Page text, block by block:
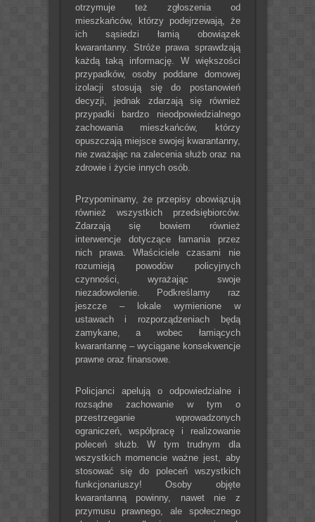
otrzymuje też zgłoszenia od
mieszkańców, którzy podejrzewają, że
ich sąsiedzi łamią obowiązek
kwarantanny. Stróże prawa sprawdzają
każdą taką informację. W większości
przypadków, osoby poddane domowej
izolacji stosują się do postanowień
decyzji, jednak zdarzają się również
przypadki bardzo nieodpowiedzialnego
zachowania mieszkańców, którzy
opuszczają miejsce swojej kwarantanny,
nie zważając na zalecenia służb oraz na
zdrowie i życie innych osób.
Przypominamy, że przepisy obowiązują
również wszystkich przedsiębiorców.
Zdarzają się bowiem również
interwencje dotyczące łamania przez
nich prawa. Właściciele czasami nie
rozumieją powodów policyjnych
czynności, wyrażając swoje
niezadowolenie. Podkreślamy raz
jeszcze – lokale wymienione w
ustawach i rozporządzeniach będą
zamykane, a wobec łamiących
kwarantannę – wyciągane konsekwencje
prawne oraz finansowe.
Policjanci apelują o odpowiedzialne i
rozsądne zachowanie w tym o
przestrzeganie wprowadzonych
ograniczeń, współpracę i realizowanie
poleceń służb. W tym trudnym dla
wszystkich momencie ważne jest, aby
stosować się do poleceń wszystkich
funkcjonariuszy! Osoby objęte
kwarantanną powinny, nawet nie z
przymusu prawnego, ale społecznego